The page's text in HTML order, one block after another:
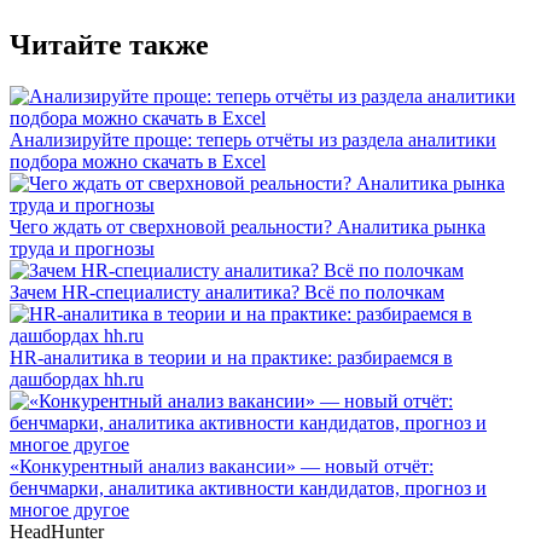
Читайте также
Анализируйте проще: теперь отчёты из раздела аналитики
подбора можно скачать в Excel
Чего ждать от сверхновой реальности? Аналитика рынка
труда и прогнозы
Зачем HR-специалисту аналитика? Всё по полочкам
HR-аналитика в теории и на практике: разбираемся в
дашбордах hh.ru
«Конкурентный анализ вакансии» — новый отчёт:
бенчмарки, аналитика активности кандидатов, прогноз и
многое другое
HeadHunter